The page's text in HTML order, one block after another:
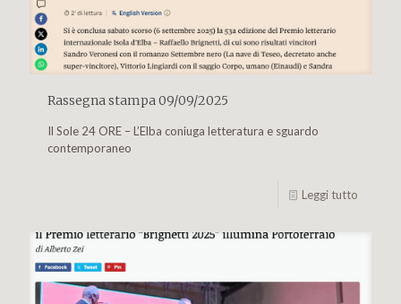
Rassegna stampa 09/09/2025
Il Sole 24 ORE – L’Elba coniuga letteratura e sguardo
contemporaneo
Leggi tutto